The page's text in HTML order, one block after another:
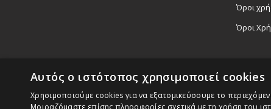
Όροι
Όροι
Αυτός ο ιστότοπος χρησιμοποιεί cookies
Χρησιμοποιούμε cookies για να εξατομικεύσουμε το
Μοιραζόμαστε επίσης πληροφορίες σχετικά με τη χρήση του